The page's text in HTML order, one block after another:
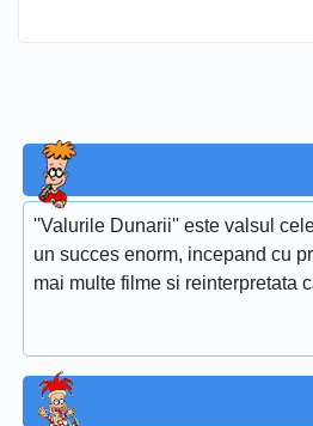
''Valurile Dunarii'' este valsul
un succes enorm, incepand cu
mai multe filme si reinterpretata